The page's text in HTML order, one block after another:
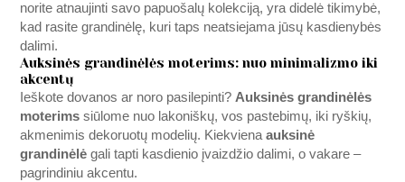
norite atnaujinti savo papuošalų kolekciją, yra didelė tikimybė,
kad rasite grandinėlę, kuri taps neatsiejama jūsų kasdienybės
dalimi.
Auksinės grandinėlės moterims: nuo minimalizmo iki
akcentų
Ieškote dovanos ar noro pasilepinti? Auksinės grandinėlės
moterims siūlome nuo lakoniškų, vos pastebimų, iki ryškių,
akmenimis dekoruotų modelių. Kiekvienaauksinė
grandinėlė gali tapti kasdienio įvaizdžio dalimi, o vakare –
pagrindiniu akcentu.